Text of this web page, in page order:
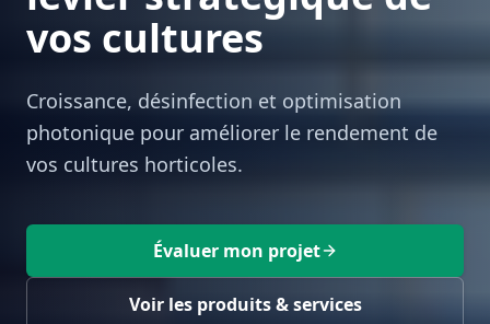
vos cultures
Croissance, désinfection et optimisation
photonique pour améliorer le rendement de
vos cultures horticoles.
Évaluer mon projet
Voir les produits & services